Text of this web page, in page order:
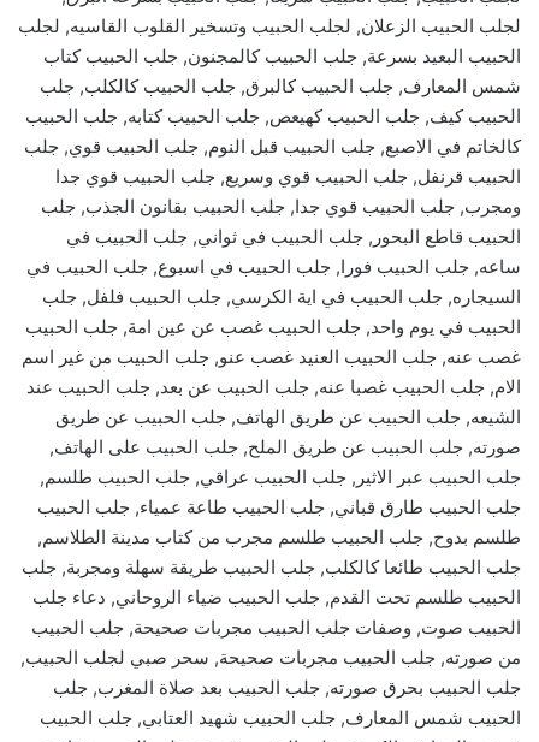
لجلب الحبيب الزعلان, لجلب الحبيب وتسخير القلوب القاسيه, لجلب
الحبيب البعيد بسرعة, جلب الحبيب كالمجنون, جلب الحبيب كتاب
شمس المعارف, جلب الحبيب كالبرق, جلب الحبيب كالكلب, جلب
الحبيب كيف, جلب الحبيب كهيعص, جلب الحبيب كتابه, جلب الحبيب
كالخاتم في الاصبع, جلب الحبيب قبل النوم, جلب الحبيب قوي, جلب
الحبيب قرنفل, جلب الحبيب قوي وسريع, جلب الحبيب قوي جدا
ومجرب, جلب الحبيب قوي جدا, جلب الحبيب بقانون الجذب, جلب
الحبيب قاطع البحور, جلب الحبيب في ثواني, جلب الحبيب في
ساعه, جلب الحبيب فورا, جلب الحبيب في اسبوع, جلب الحبيب في
السيجاره, جلب الحبيب في اية الكرسي, جلب الحبيب فلفل, جلب
الحبيب في يوم واحد, جلب الحبيب غصب عن عين امة, جلب الحبيب
غصب عنه, جلب الحبيب العنيد غصب عنو, جلب الحبيب من غير اسم
الام, جلب الحبيب غصبا عنه, جلب الحبيب عن بعد, جلب الحبيب عند
الشيعه, جلب الحبيب عن طريق الهاتف, جلب الحبيب عن طريق
صورته, جلب الحبيب عن طريق الملح, جلب الحبيب على الهاتف,
جلب الحبيب عبر الاثير, جلب الحبيب عراقي, جلب الحبيب طلسم,
جلب الحبيب طارق قباني, جلب الحبيب طاعة عمياء, جلب الحبيب
طلسم بدوح, جلب الحبيب طلسم مجرب من كتاب مدينة الطلاسم,
جلب الحبيب طائعا كالكلب, جلب الحبيب طريقة سهلة ومجربة, جلب
الحبيب طلسم تحت القدم, جلب الحبيب ضياء الروحاني, دعاء جلب
الحبيب صوت, وصفات جلب الحبيب مجربات صحيحة, جلب الحبيب
من صورته, جلب الحبيب مجربات صحيحة, سحر صبي لجلب الحبيب,
جلب الحبيب بحرق صورته, جلب الحبيب بعد صلاة المغرب, جلب
الحبيب شمس المعارف, جلب الحبيب شهيد العتابي, جلب الحبيب